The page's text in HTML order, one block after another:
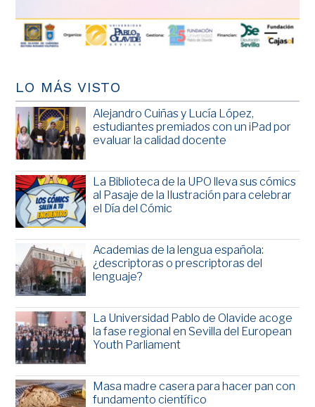
LO MÁS VISTO
Alejandro Cuiñas y Lucía López,
estudiantes premiados con un iPad por
evaluar la calidad docente
La Biblioteca de la UPO lleva sus cómics
al Pasaje de la Ilustración para celebrar
el Día del Cómic
Academias de la lengua española:
¿descriptoras o prescriptoras del
lenguaje?
La Universidad Pablo de Olavide acoge
la fase regional en Sevilla del European
Youth Parliament
Masa madre casera para hacer pan con
fundamento científico